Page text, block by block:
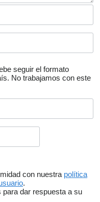
seguir el formato
No trabajamos con este
con nuestra política
.
dar respuesta a su